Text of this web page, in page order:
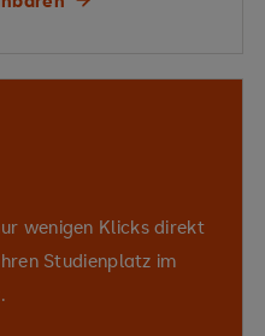
maschinellen
wenigen Klicks direkt
Studienplatz im